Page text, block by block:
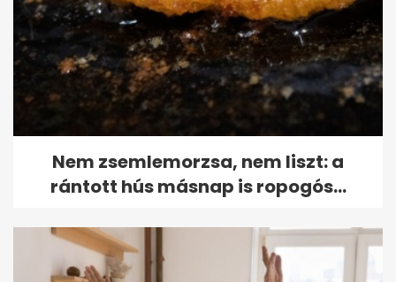
Nem zsemlemorzsa, nem liszt: a
rántott hús másnap is ropogós...